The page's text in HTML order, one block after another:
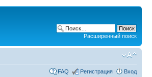
Расширенный поиск
FAQ Регистрация Вход